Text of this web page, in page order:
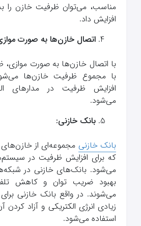
مناسب، می‌توان ظرفیت خازن را
افزایش داد.
اتصال خازن‌ها به صورت
با اتصال خازن‌ها به صورت موازی،
با مجموع ظرفیت خازن‌ها
افزایش ظرفیت در مدارهای
می‌شود.
بانک خازنی:
بانک خازنی مجموعه‌ای از
که برای افزایش ظرفیت در
می‌شود. بانک‌های خازنی در
بهبود ضریب توان و کاهش
می‌شوند. در واقع بانک خازنی برای
زیادی انرژی الکتریکی و آزاد کردن
استفاده می‌شود.